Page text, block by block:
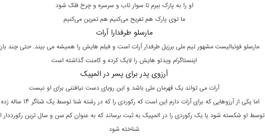
او را به پارک ببرم تا سوار تاب و سرسره و چرخ فلک شود
ما توی پارک هم تفریح می‌کنیم هم تمرین می‌کنیم
مارسلو طرفدارا آرات
مارسلو فوتبالیست مشهور تیم ملی برزیل طرفدار آرات است و فیلم‌ هایش را همیشه می‌ بیند. حتی چند
اینستاگرام ویدئو هایش را لایک کرده و کامنت گذاشته است
آرزوی پدر برای پسر در المپیک
آرات می‌ تواند یک قهرمان ملی باشد و این رویای دست نیافتنی برای او نیست
اما یکی از آرزوهایی که برای آرات دارم این است که رکوردی را که
توسط او شکسته شود یا یک رکوردی را در المپیک به ثبت برساند که به‌ عنوان کم سن و سال‌ ترین رکورددار
شناخته شود